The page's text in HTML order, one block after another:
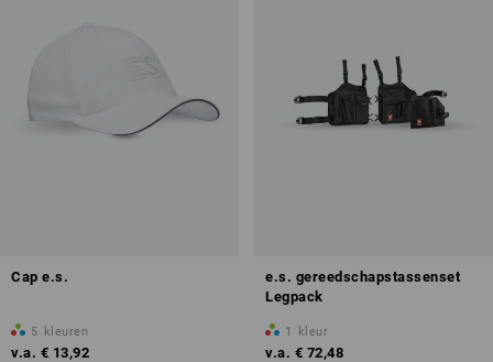
Cap e.s.
5 kleuren
v.a. € 13,92
e.s. gereedschapstassenset
Legpack
1 kleur
v.a. € 72,48